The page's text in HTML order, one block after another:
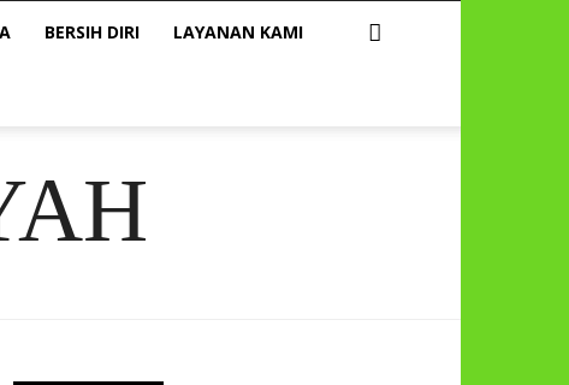
BERSIH DIRI LAYANAN KAMI